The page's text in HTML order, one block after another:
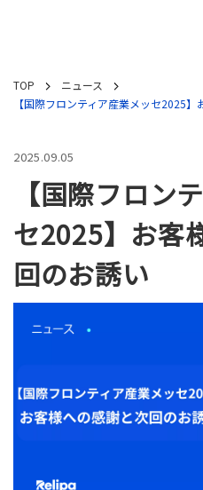
TOP
ニュース
【国際フロンティア産業メッセ2025
2025.09.05
【国際フロン
セ2025】お客
回のお誘い